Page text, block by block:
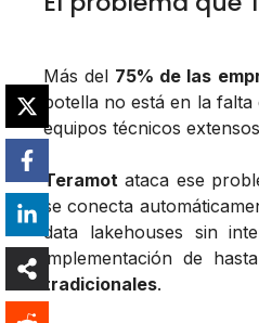
Más del 75% de las
botella no está en la
equipos técnicos
Teramot ataca ese
se conecta
data lakehouses sin
implementación de
tradicionales.